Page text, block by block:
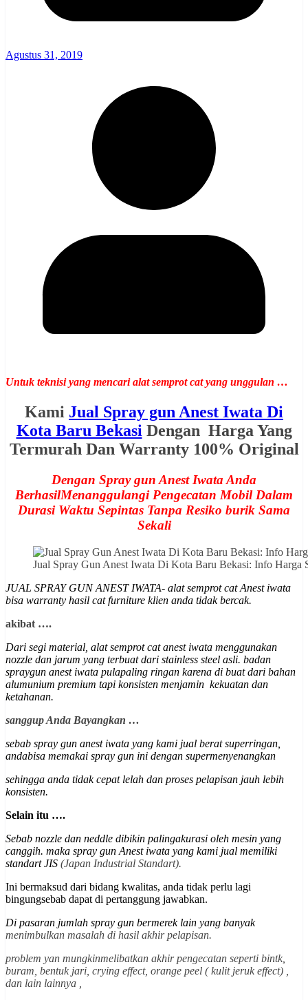
Agustus 31, 2019
Untuk teknisi yang mencari alat semprot cat yang unggulan …
Kami Jual Spray gun Anest Iwata Di
Kota Baru BekasiDengan Harga Yang
Termurah Dan Warranty 100% Original
Dengan Spray gun Anest Iwata Anda
BerhasilMenanggulangi Pengecatan Mobil Dalam
Durasi Waktu Sepintas Tanpa Resiko burik Sama
Sekali
Jual Spray Gun Anest Iwata Di Kota Baru Bekasi: Info
JUAL SPRAY GUN ANEST IWATA- alat semprot cat Anest iwata
bisa warranty hasil cat furniture klien anda tidak bercak.
akibat ….
Dari segi material, alat semprot cat anest iwata menggunakan
nozzle dan jarum yang terbuat dari stainless steel asli. badan
spraygun anest iwata pulapaling ringan karena di buat dari bahan
alumunium premium tapi konsisten menjamin kekuatan dan
ketahanan.
sanggup Anda Bayangkan …
sebab spray gun anest iwata yang kami jual berat superringan,
andabisa memakai spray gun ini dengan supermenyenangkan
sehingga anda tidak cepat lelah dan proses pelapisan jauh lebih
konsisten.
Selain itu ….
Sebab nozzle dan neddle dibikin palingakurasi oleh mesin yang
canggih. maka spray gun Anest iwata yang kami jual memiliki
standart JIS (Japan Industrial Standart).
Ini bermaksud dari bidang kwalitas, anda tidak perlu lagi
bingungsebab dapat di pertanggung jawabkan.
Di pasaran jumlah spray gun bermerek lain yang banyak
menimbulkan masalah di hasil akhir pelapisan.
problem yan mungkinmelibatkan akhir pengecatan seperti bintk,
buram, bentuk jari, crying effect, orange peel ( kulit jeruk effect) ,
dan lain lainnya ,